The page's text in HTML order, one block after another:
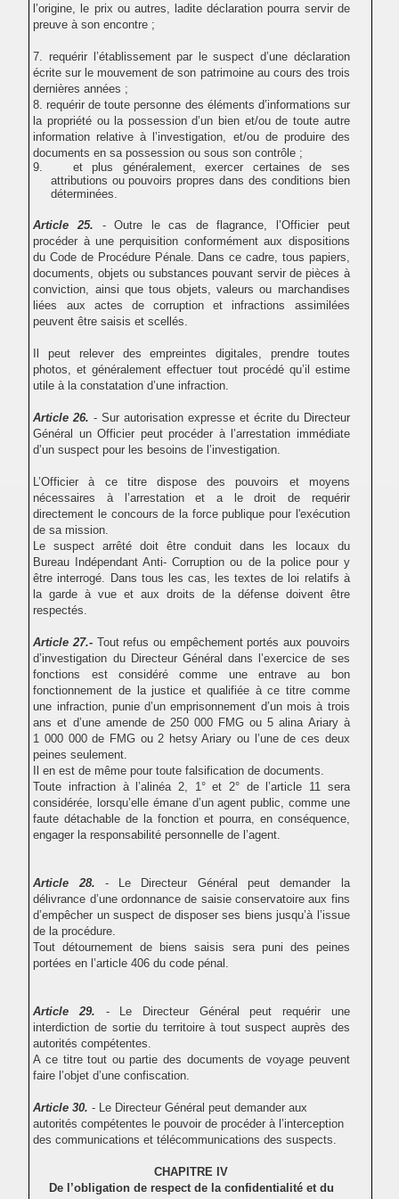
l’origine, le prix ou autres, ladite déclaration pourra servir de
preuve à son encontre ;
7. requérir l’établissement par le suspect d’une déclaration
écrite sur le mouvement de son patrimoine au cours des trois
dernières années ;
8. requérir de toute personne des éléments d’informations sur
la propriété ou la possession d’un bien et/ou de toute autre
information relative à l’investigation, et/ou de produire des
documents en sa possession ou sous son contrôle ;
9.
et plus généralement, exercer certaines de ses
attributions ou pouvoirs propres dans des conditions bien
déterminées.
Article 25. - Outre le cas de flagrance, l’Officier peut
procéder à une perquisition conformément aux dispositions
du Code de Procédure Pénale. Dans ce cadre, tous papiers,
documents, objets ou substances pouvant servir de pièces à
conviction, ainsi que tous objets, valeurs ou marchandises
liées aux actes de corruption et infractions assimilées
peuvent être saisis et scellés.
Il peut relever des empreintes digitales, prendre toutes
photos, et généralement effectuer tout procédé qu’il estime
utile à la constatation d’une infraction.
Article 26. - Sur autorisation expresse et écrite du Directeur
Général un Officier peut procéder à l’arrestation immédiate
d’un suspect pour les besoins de l’investigation.
L’Officier à ce titre dispose des pouvoirs et moyens
nécessaires à l’arrestation et a le droit de requérir
directement le concours de la force publique pour l'exécution
de sa mission.
Le suspect arrêté doit être conduit dans les locaux du
Bureau Indépendant Anti- Corruption ou de la police pour y
être interrogé. Dans tous les cas, les textes de loi relatifs à
la garde à vue et aux droits de la défense doivent être
respectés.
Article 27.-Tout refus ou empêchement portés aux pouvoirs
d’investigation du Directeur Général dans l’exercice de ses
fonctions est considéré comme une entrave au bon
fonctionnement de la justice et qualifiée à ce titre comme
une infraction, punie d’un emprisonnement d’un mois à trois
ans et d’une amende de 250 000 FMG ou 5 alina Ariary à
1 000 000 de FMG ou 2 hetsy Ariary ou l’une de ces deux
peines seulement.
Il en est de même pour toute falsification de documents.
Toute infraction à l’alinéa 2, 1° et 2° de l’article 11 sera
considérée, lorsqu’elle émane d’un agent public, comme une
faute détachable de la fonction et pourra, en conséquence,
engager la responsabilité personnelle de l’agent.
Article 28. - Le Directeur Général peut demander la
délivrance d’une ordonnance de saisie conservatoire aux fins
d’empêcher un suspect de disposer ses biens jusqu’à l’issue
de la procédure.
Tout détournement de biens saisis sera puni des peines
portées en l’article 406 du code pénal.
Article 29. - Le Directeur Général peut requérir une
interdiction de sortie du territoire à tout suspect auprès des
autorités compétentes.
A ce titre tout ou partie des documents de voyage peuvent
faire l’objet d’une confiscation.
Article 30.- Le Directeur Général peut demander aux
autorités compétentes le pouvoir de procéder à l’interception
des communications et télécommunications des suspects.
CHAPITRE IV
De l’obligation de respect de la confidentialité et du